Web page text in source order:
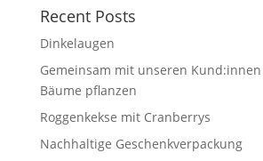
Recent Posts
Dinkelaugen
Gemeinsam mit unseren
Bäume pflanzen
Roggenkekse mit Cranberrys
Nachhaltige Geschenkverpackung